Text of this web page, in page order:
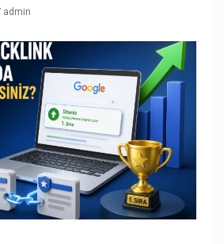
admin